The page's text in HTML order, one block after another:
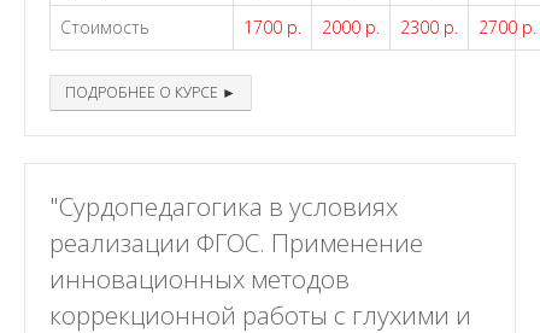
Стоимость
1700 р. 2000 р. 2300 р. 2700 р.
ПОДРОБНЕЕ О КУРСЕ ►
"Сурдопедагогика в условиях
реализации ФГОС. Применение
инновационных методов
коррекционной работы с глухими и